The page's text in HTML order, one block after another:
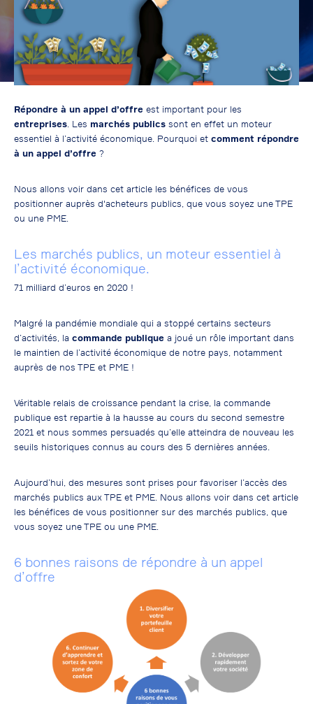
Répondre à un appel d’offre est important pour les
entreprises. Les marchés publics sont en effet un moteur
essentiel à l’activité économique. Pourquoi et comment répondre
à un appel d’offre ?
Nous allons voir dans cet article les bénéfices de vous
positionner auprès d'acheteurs publics, que vous soyez une TPE
ou une PME.
Les marchés publics, un moteur essentiel à
l’activité économique.
71 milliard d’euros en 2020 !
Malgré la pandémie mondiale qui a stoppé certains secteurs
d’activités, la commande publique a joué un rôle important dans
le maintien de l’activité économique de notre pays, notamment
auprès de nos TPE et PME !
Véritable relais de croissance pendant la crise, la commande
publique est repartie à la hausse au cours du second semestre
2021 et nous sommes persuadés qu’elle atteindra de nouveau les
seuils historiques connus au cours des 5 dernières années.
Aujourd’hui, des mesures sont prises pour favoriser l’accès des
marchés publics aux TPE et PME. Nous allons voir dans cet article
les bénéfices de vous positionner sur des marchés publics, que
vous soyez une TPE ou une PME.
6 bonnes raisons de répondre à un appel
d’offre